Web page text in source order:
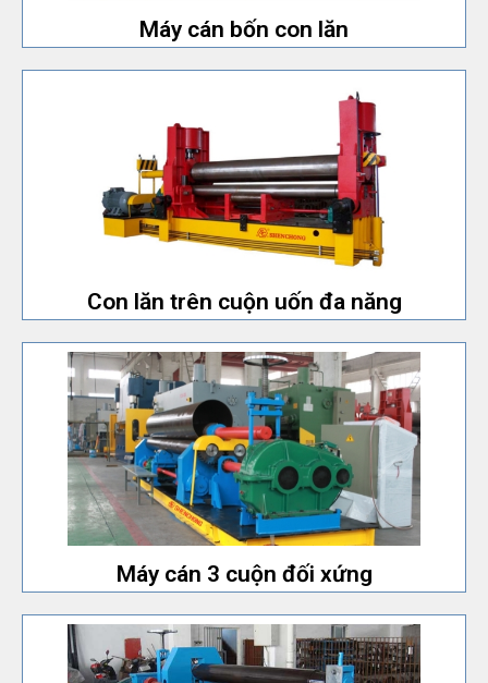
Máy cán bốn con lăn
Con lăn trên cuộn uốn đa năng
Con lăn trên cuộn uốn đa năng
Với PLC để điều khiển chuyển động cuộn uốn. Có trạm
thủy lực và phù hợp với model máy lớn hơn
16x2000mm.
Máy cán 3 cuộn đối xứng
Máy cán 3 cuộn đối xứng
Loại máy cán 3 con lăn rẻ nhất. Cấu trúc máy đơn giản
và dễ vận hành.